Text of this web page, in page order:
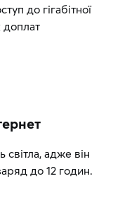
до гігабітної
доплат
адже він
до 12 годин.